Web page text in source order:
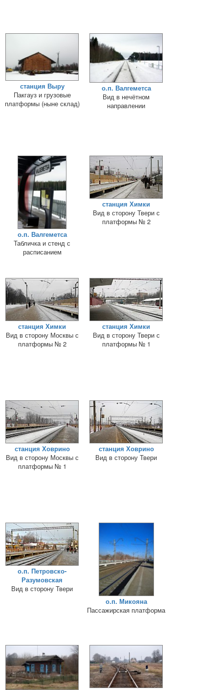
станция Выру
Пакгауз и грузовые
платформы (ныне склад)
о.п. Валгеметса
Вид в нечётном
направлении
о.п. Валгеметса
Табличка и стенд с
расписанием
станция Химки
Вид в сторону Твери с
платформы № 2
станция Химки
Вид в сторону Москвы с
платформы № 2
станция Химки
Вид в сторону Твери с
платформы № 1
станция Ховрино
Вид в сторону Москвы с
платформы № 1
станция Ховрино
Вид в сторону Твери
о.п. Петровско-
Разумовская
Вид в сторону Твери
о.п. Микояна
Пассажирская платформа